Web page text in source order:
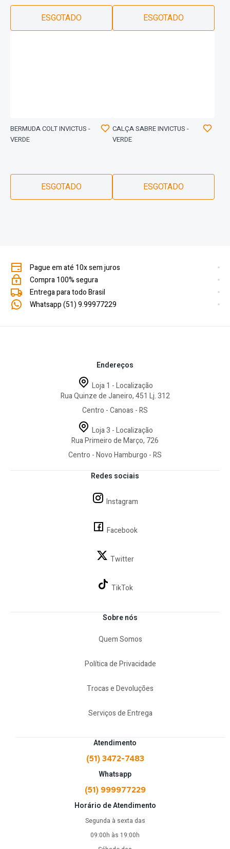
ESGOTADO ESGOTADO
BERMUDA COLT INVICTUS -
VERDE
ESGOTADO
CALÇA SABRE INVICTUS -
VERDE
ESGOTADO
Pague em até 10x sem juros
Compra 100% segura
Entrega para todo Brasil
Whatsapp (51) 9.99977229
Atendimento
(51) 3472-7483
Whatsapp
(51) 999977229
Horário de Atendimento
Segunda à sexta das
09:00h às 19:00h
Sobre nós
Quem Somos
Política de Privacidade
Trocas e Devoluções
Serviços de Entrega
Redes sociais
Instagram
Facebook
Twitter
TikTok
Endereços
Loja 1 - Localização
Rua Quinze de Janeiro, 451 Lj. 312
Centro - Canoas - RS
Loja 3 - Localização
Rua Primeiro de Março, 726
Centro - Novo Hamburgo - RS